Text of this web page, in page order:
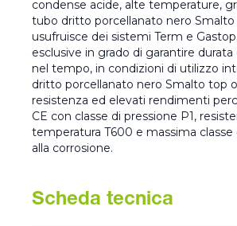
condense acide, alte temperature,
tubo dritto porcellanato nero Smalto
usufruisce dei sistemi Term e
esclusive in grado di garantire
nel tempo, in condizioni di utilizzo
dritto porcellanato nero Smalto top
resistenza ed elevati rendimenti
CE con classe di pressione P1,
temperatura T600 e massima classe
alla corrosione.
Scheda tecnica